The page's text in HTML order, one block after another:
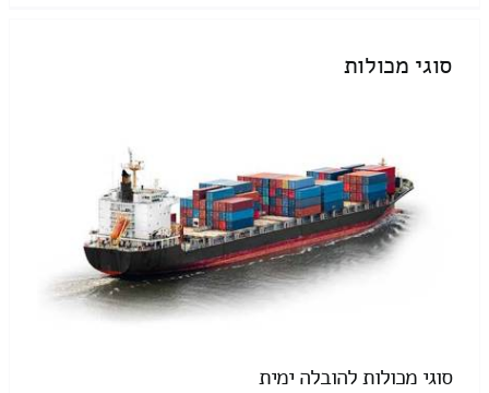
סוגי מכולות
סוגי מכולות להובלה ימית